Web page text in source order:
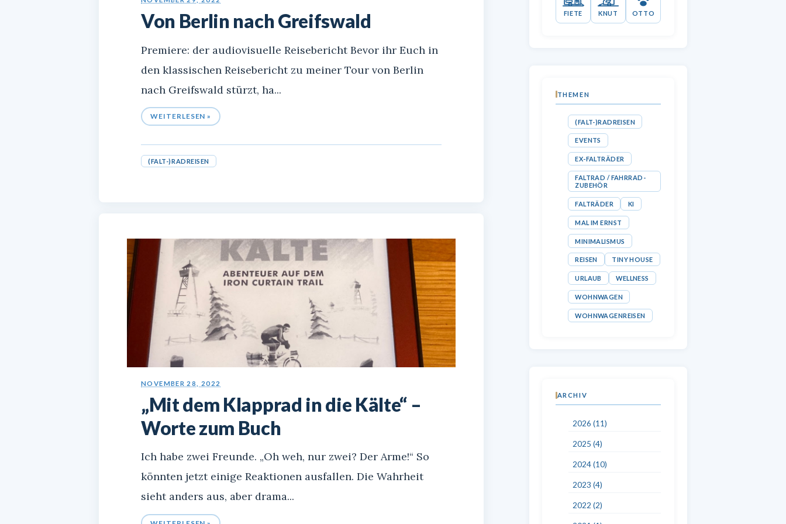
Von Berlin nach Greifswald
Premiere: der audiovisuelle Reisebericht Bevor ihr Euch in
den klassischen Reisebericht zu meiner Tour von Berlin
nach Greifswald stürzt, ha...
WEITERLESEN »
(FALT-)RADREISEN
NOVEMBER 28, 2022
„Mit dem Klapprad in die Kälte“ –
Worte zum Buch
Ich habe zwei Freunde. „Oh weh, nur zwei? Der Arme!“ So
könnten jetzt einige Reaktionen ausfallen. Die Wahrheit
sieht anders aus, aber drama...
FIETE KNUT OTTO
THEMEN
(FALT-)RADREISEN
EVENTS
EX-FALTRÄDER
FALTRAD / FAHRRAD-
ZUBEHÖR
FALTRÄDER KI
MAL IM ERNST
MINIMALISMUS
REISEN TINY HOUSE
URLAUB WELLNESS
WOHNWAGEN
WOHNWAGENREISEN
ARCHIV
2026 (11)
2025 (4)
2024 (10)
2023 (4)
2022 (2)